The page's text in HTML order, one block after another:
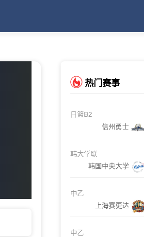
热门赛事
日篮B2
信州勇士
韩大学联
韩国中央大学
中乙
上海赛更达
中乙